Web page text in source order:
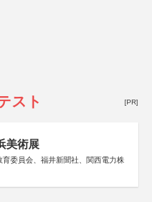
スト [PR]
美術展
委員会、福井新聞社、関西電力株